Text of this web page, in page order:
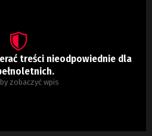
treści nieodpowiednie dla
zobaczyć wpis